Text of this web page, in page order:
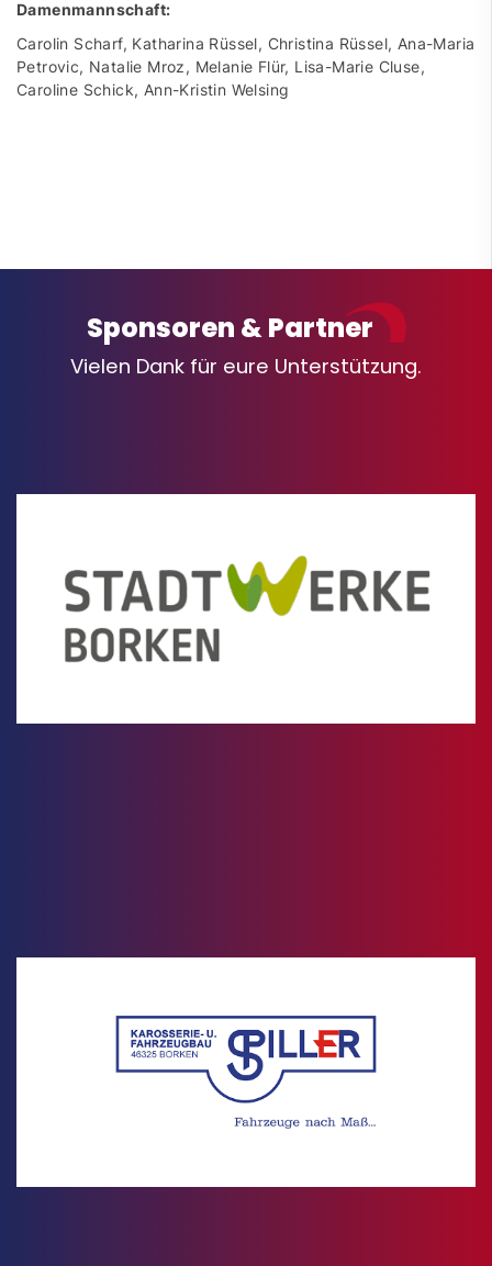
Damenmannschaft:
Carolin Scharf, Katharina Rüssel, Christina Rüssel, Ana-Maria
Petrovic, Natalie Mroz, Melanie Flür, Lisa-Marie Cluse,
Caroline Schick, Ann-Kristin Welsing
Sponsoren & Partner
Vielen Dank für eure Unterstützung.